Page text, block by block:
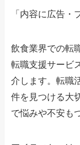
「内容に広告・
飲食業界での転
転職支援サービ
介します。転職
件を見つける大
で悩みや不安も